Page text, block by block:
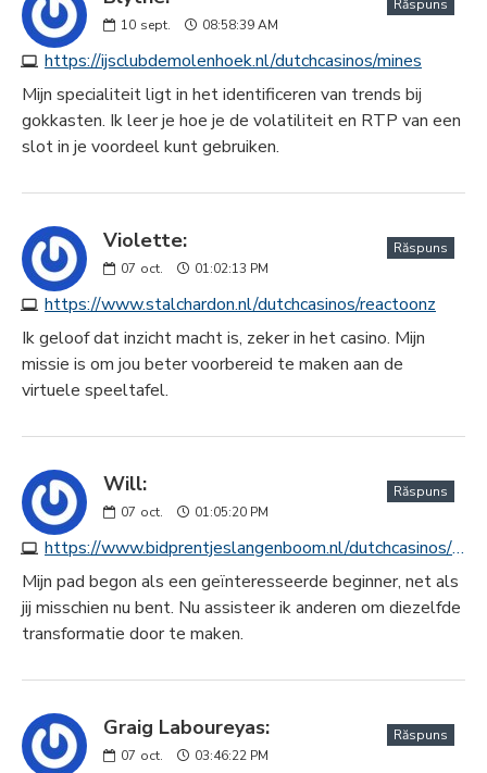
10 sept. 08:58:39 AM
https://ijsclubdemolenhoek.nl/dutchcasinos/mines
Răspuns
Mijn specialiteit ligt in het identificeren van trends bij
gokkasten. Ik leer je hoe je de volatiliteit en RTP van een
slot in je voordeel kunt gebruiken.
Violette:
07 oct. 01:02:13 PM
https://www.stalchardon.nl/dutchcasinos/reactoonz
Răspuns
Ik geloof dat inzicht macht is, zeker in het casino. Mijn
missie is om jou beter voorbereid te maken aan de
virtuele speeltafel.
Will:
07 oct. 01:05:20 PM
https://www.bidprentjeslangenboom.nl/dutchcasinos/legacy-of-dead
Răspuns
Mijn pad begon als een geïnteresseerde beginner, net als
jij misschien nu bent. Nu assisteer ik anderen om diezelfde
transformatie door te maken.
Graig Laboureyas:
07 oct. 03:46:22 PM
Răspuns